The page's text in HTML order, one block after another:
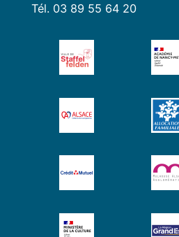
Tél. 03 89 55 64 20